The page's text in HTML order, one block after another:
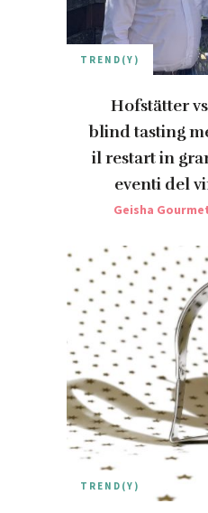
TREND(Y)
Hofstätter
blind tasting
il restart in
eventi del
Geisha
TREND(Y)